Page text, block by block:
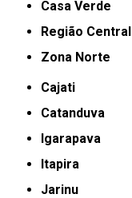
Casa Verde
Região Central
Zona Norte
Cajati
Catanduva
Igarapava
Itapira
Jarinu